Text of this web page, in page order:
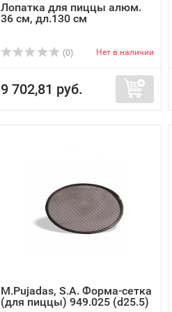
Лопатка для пиццы алюм.
36 см, дл.130 см
(0) Нет в наличии
9 702,81 руб.
M.Pujadas, S.A. Форма-сетка
(для пиццы) 949.025 (d25.5)